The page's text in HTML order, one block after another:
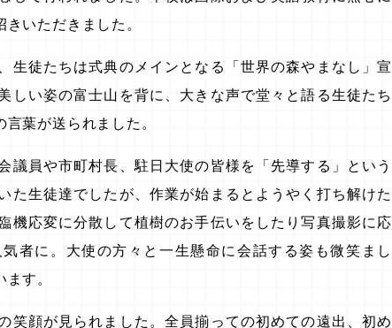
いただきました。
生徒たちは式典のメインとなる「世界の森やまなし」宣
しい姿の富士山を背に、大きな声で堂々と語る生徒たち
葉が送られました。
議員や市町村長、駐日大使の皆様を「先導する」という
た生徒達でしたが、作業が始まるとようやく打ち解けた
機応変に分散して植樹のお手伝いをしたり写真撮影に応
者に。大使の方々と一生懸命に会話する姿も微笑まし
す。
笑顔が見られました。全員揃っての初めての遠出、初め